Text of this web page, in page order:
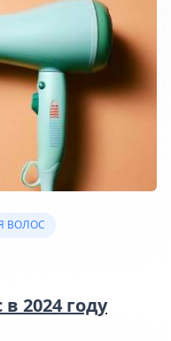
ВОЛОС
2024 году